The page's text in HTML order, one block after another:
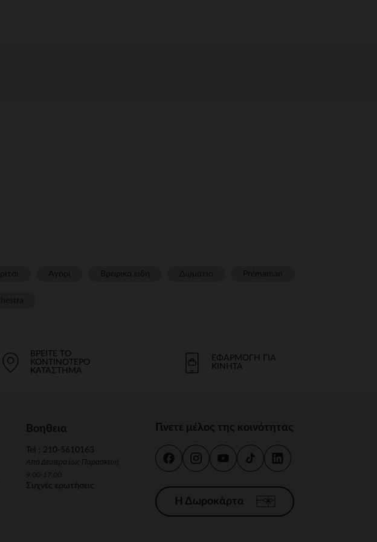
ΒΡΕΊΤΕ ΤΟ
ΚΟΝΤΙΝΌΤΕΡΟ
ΚΑΤΆΣΤΗΜΑ
ΕΦΑΡΜΟΓΉ ΓΙΑ
ΚΙΝΗΤΆ
Βοηθεια
Tel : 210-5610163
Από Δευτέρα έως Παρασκευή
9.00-17.00
Συχνές ερωτήσεις
Γίνετε μέλος της κοινότητας
Η Δωροκάρτα